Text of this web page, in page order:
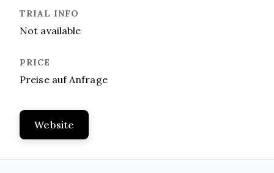
Not available
Preise auf Anfrage
Website